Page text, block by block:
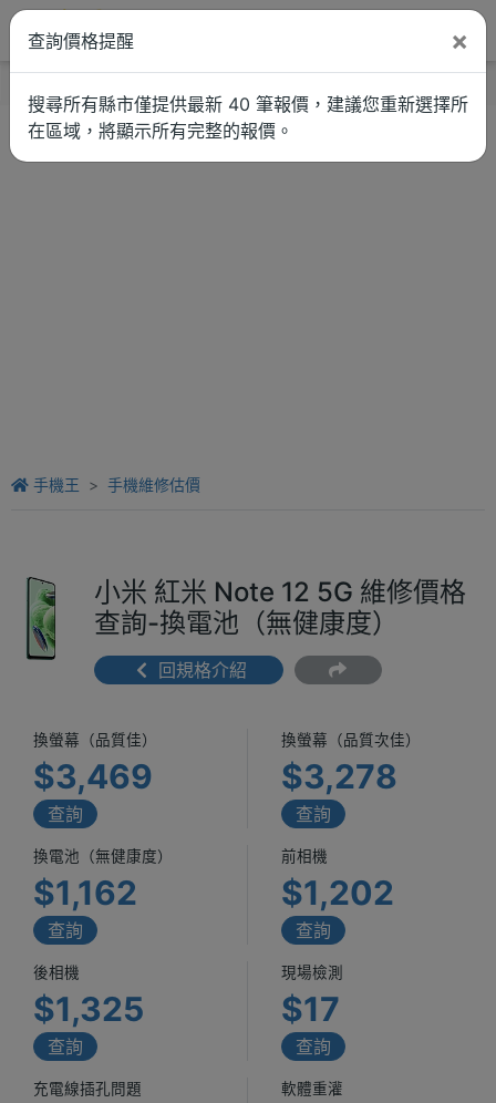
手機王 手機維修估價
小米 紅米 Note 12 5G 維修價格
查詢-換電池（無健康度）
回規格介紹
換螢幕（品質佳）
$3,469
查詢
換螢幕（品質次佳）
$3,278
查詢
換電池（無健康度）
$1,162
查詢
前相機
$1,202
查詢
後相機
$1,325
查詢
現場檢測
$17
查詢
充電線插孔問題 軟體重灌
查詢價格提醒 ×
搜尋所有縣市僅提供最新 40 筆報價，建議您重新選擇所
在區域，將顯示所有完整的報價。